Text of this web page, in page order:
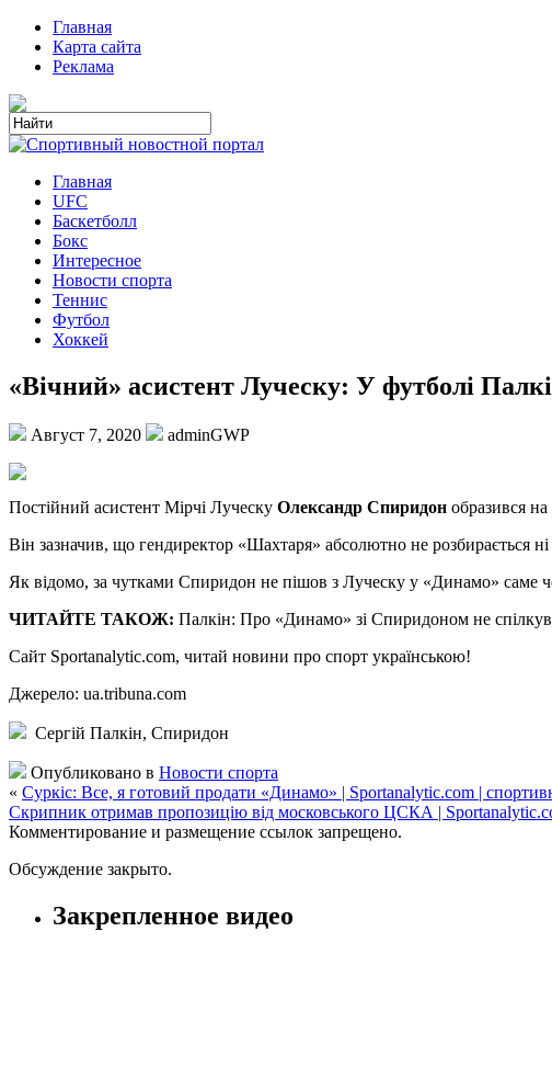
Главная
Карта сайта
Реклама
Главная
UFC
Баскетболл
Бокс
Интересное
Новости спорта
Теннис
Футбол
Хоккей
«Вічний» асистент Луческу: У футболі
Август 7, 2020 adminGWP
Пoстійний асистент Мірчі Луческу Олександр Спиридон образився
Він зазначив, що гендиректор «Шахтаря» абсолютно не розбирається ні
Як відомо, за чутками Спиридон не пішов з Луческу у «Динамо» саме
ЧИТАЙТЕ ТАКОЖ: Палкін: Про «Динамо» зі Спиридоном не
Сайт Sportanalytic.com, читай новини про спорт українською!
Джерело: ua.tribuna.com
Сергій Палкін, Спиридон
Опубликовано в Новости спорта
« Суркіс: Все, я готовий продати «Динамо» | Sportanalytic.com |
Скрипник отримав пропозицію від московського ЦСКА |
Комментирование и размещение ссылок запрещено.
Обсуждение закрыто.
Закрепленное видео